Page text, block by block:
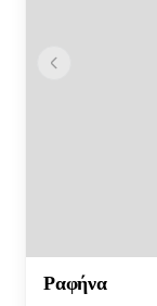
Ραφήνα